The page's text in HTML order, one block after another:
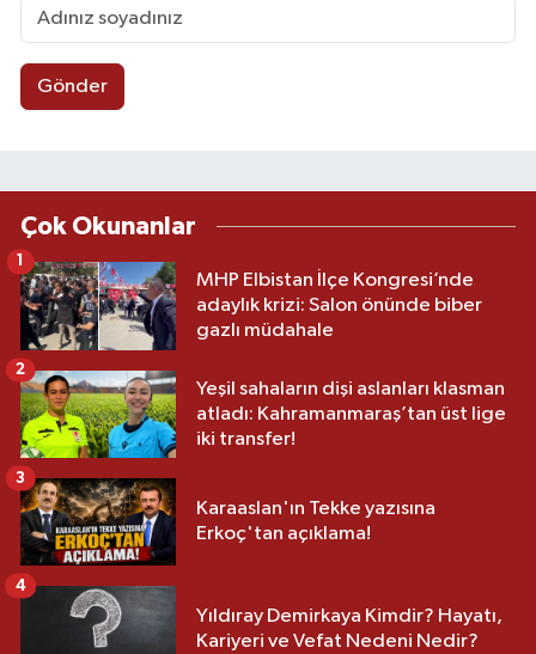
Gönder
Çok Okunanlar
MHP Elbistan İlçe Kongresi’nde
adaylık krizi: Salon önünde biber
gazlı müdahale
Yeşil sahaların dişi aslanları klasman
atladı: Kahramanmaraş’tan üst lige
iki transfer!
2
Karaaslan'ın Tekke yazısına
Erkoç'tan açıklama!
3
Yıldıray Demirkaya Kimdir? Hayatı,
Kariyeri ve Vefat Nedeni Nedir?
4